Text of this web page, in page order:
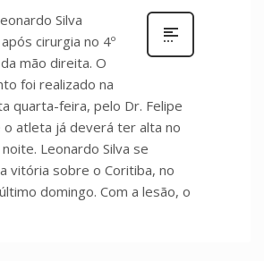
Silva
cirurgia no 4º
mão direita. O
foi realizado na
quarta-feira, pelo Dr. Felipe
o atleta já deverá ter alta no
Leonardo Silva se
vitória sobre o Coritiba, no
domingo. Com a lesão, o